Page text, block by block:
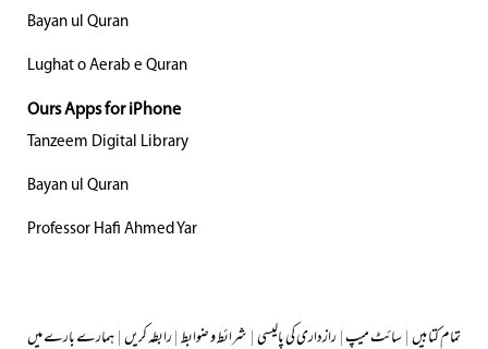
Bayan ul Quran
Lughat o Aerab e Quran
Ours Apps for iPhone
Tanzeem Digital Library
Bayan ul Quran
Professor Hafi Ahmed Yar
ہمارے بارے میں|رابطہ کریں|شرائط و ضوابط|رازداری کی پالیسی|سائٹ میپ|تمام کتابیں